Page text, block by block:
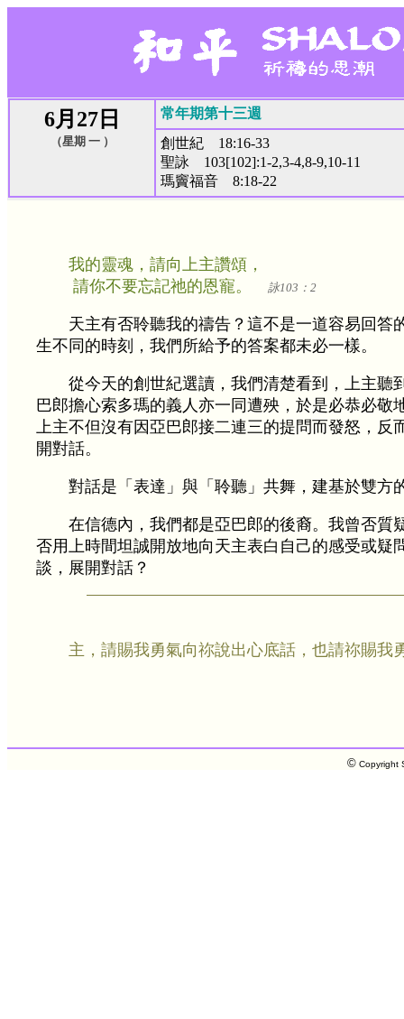
6月27日
（星期 一 ）
常年期第十三週
創世紀 18:16-33
聖詠 103[102]:1-2,3-4,8-9,10-11
瑪竇福音 8:18-22
我的靈魂，請向上主讚頌，
請你不要忘記祂的恩寵。
詠103：2
天主有否聆聽我的禱告？這不是一道容易回答
生不同的時刻，我們所給予的答案都未必一樣。
從今天的創世紀選讀，我們清楚看到，上主聽
巴郎擔心索多瑪的義人亦一同遭殃，於是必恭必敬
上主不但沒有因亞巴郎接二連三的提問而發怒，反
開對話。
對話是「表達」與「聆聽」共舞，建基於雙方
在信德內，我們都是亞巴郎的後裔。我曾否質
否用上時間坦誠開放地向天主表白自己的感受或疑
談，展開對話？
主，請賜我勇氣向祢說出心底話，也請祢賜我
©Copyright